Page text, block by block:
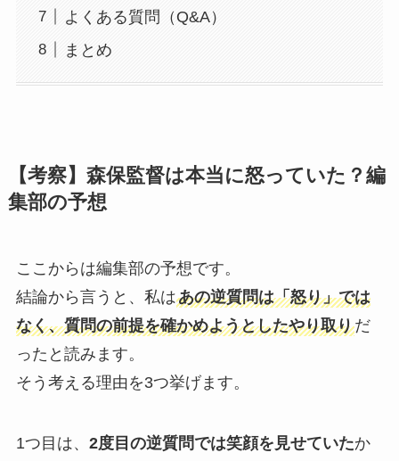
よくある質問（Q&A）
まとめ
【考察】森保監督は本当に怒っていた？編
集部の予想
ここからは編集部の予想です。
結論から言うと、私はあの逆質問は「怒り」では
なく、質問の前提を確かめようとしたやり取りだ
ったと読みます。
そう考える理由を3つ挙げます。
1つ目は、 2度目の逆質問では笑顔を見せていたか